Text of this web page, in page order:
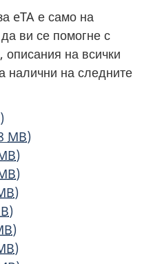
eTA е само на
ви се помогне с
описания на всички
налични на следните
)
MB)
)
)
)
)
)
)